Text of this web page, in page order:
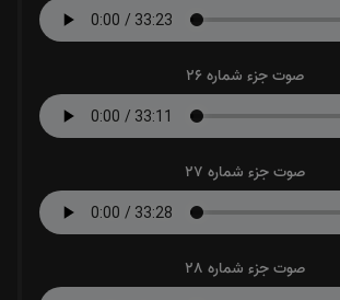
صوت جزء شماره 26
صوت جزء شماره 27
صوت جزء شماره 28